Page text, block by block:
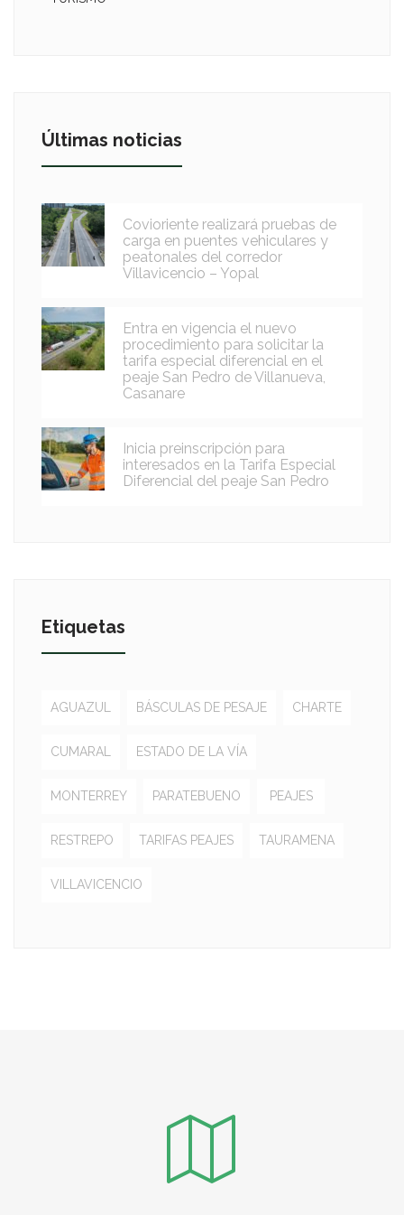
Últimas noticias
Covioriente realizará pruebas de
carga en puentes vehiculares y
peatonales del corredor
Villavicencio – Yopal
Entra en vigencia el nuevo
procedimiento para solicitar la
tarifa especial diferencial en el
peaje San Pedro de Villanueva,
Casanare
Inicia preinscripción para
interesados en la Tarifa Especial
Diferencial del peaje San Pedro
Etiquetas
AGUAZUL BÁSCULAS DE PESAJE CHARTE
CUMARAL ESTADO DE LA VÍA
MONTERREY PARATEBUENO PEAJES
RESTREPO TARIFAS PEAJES TAURAMENA
VILLAVICENCIO